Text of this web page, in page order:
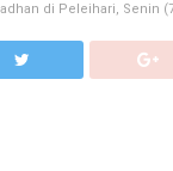
di Peleihari, Senin